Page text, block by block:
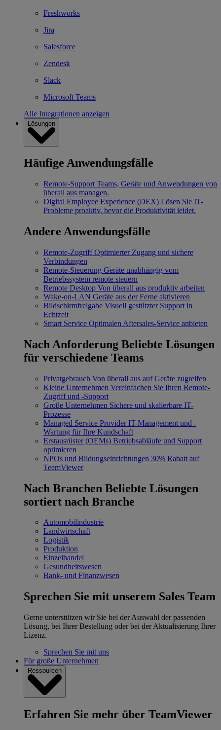
Freshworks
Jira
Salesforce
Zendesk
Slack
Microsoft Teams
Alle Integrationen anzeigen
Lösungen
Häufige Anwendungsfälle
Remote-Support Teams, Geräte und Anwendungen von
überall aus managen.
Digital Employee Experience (DEX) Lösen Sie IT-
Probleme proaktiv, bevor die Produktivität leidet.
Andere Anwendungsfälle
Remote-Zugriff Optimierter Zugang und sichere
Verbindungen
Remote-Steuerung Geräte unabhängig vom
Betriebssystem remote steuern
Remote Desktop Von überall aus produktiv arbeiten
Wake-on-LAN Geräte aus der Ferne aktivieren
Bildschirmfreigabe Visuell gestützter Support in
Echtzeit
Smart Service Optimalen Aftersales-Service anbieten
Nach Anforderung Beliebte Lösungen
für verschiedene Teams
Privatgebrauch Von überall aus auf Geräte zugreifen
Kleine Unternehmen Vereinfachen Sie Ihren Remote-
Zugriff und -Support
Große Unternehmen Sichere und skalierbare IT-
Prozesse
Managed Service Provider IT-Management und -
Wartung für Ihre Kundschaft
Erstausrüster (OEMs) Betriebsabläufe und Support
optimieren
NPOs und Bildungseinrichtungen 30% Rabatt auf
TeamViewer
Nach Branchen Beliebte Lösungen
sortiert nach Branche
Automobilindustrie
Landwirtschaft
Logistik
Produktion
Einzelhandel
Gesundheitswesen
Bank- und Finanzwesen
Sprechen Sie mit unserem Sales Team
Gerne unterstützen wir Sie bei der Auswahl der passenden
Lösung, bei Ihrer Bestellung oder bei der Aktualisierung Ihrer
Lizenz.
Sprechen Sie mit uns
Für große Unternehmen
Ressourcen
Erfahren Sie mehr über TeamViewer